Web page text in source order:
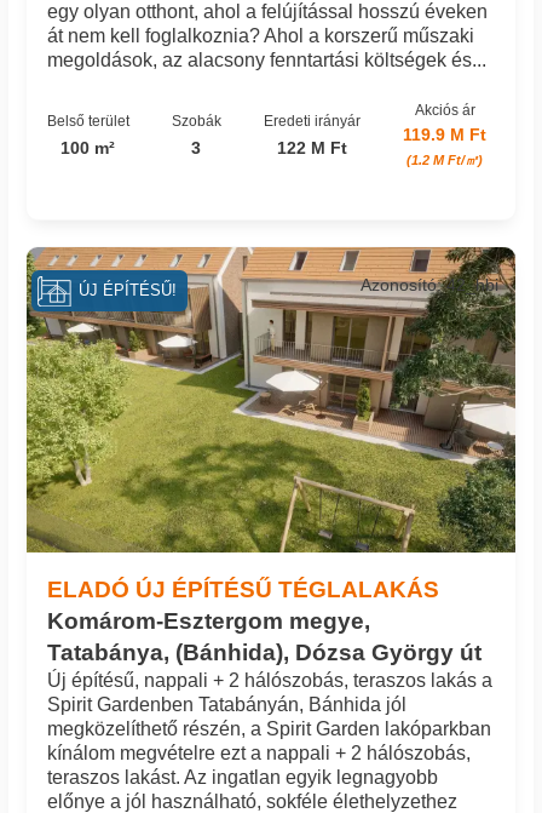
egy olyan otthont, ahol a felújítással hosszú éveken
át nem kell foglalkoznia? Ahol a korszerű műszaki
megoldások, az alacsony fenntartási költségek és...
Belső terület
100 m²
Szobák
3
Eredeti irányár
122 M Ft
Akciós ár
119.9 M Ft
(1.2 M Ft/㎡)
ELADÓ ÚJ ÉPÍTÉSŰ TÉGLALAKÁS
Komárom-Esztergom megye,
Tatabánya, (Bánhida), Dózsa György út
Azonosító: 42_hbi
Új építésű, nappali + 2 hálószobás, teraszos lakás a
Spirit Gardenben Tatabányán, Bánhida jól
megközelíthető részén, a Spirit Garden lakóparkban
kínálom megvételre ezt a nappali + 2 hálószobás,
teraszos lakást. Az ingatlan egyik legnagyobb
előnye a jól használható, sokféle élethelyzethez
ÚJ ÉPÍTÉSŰ!